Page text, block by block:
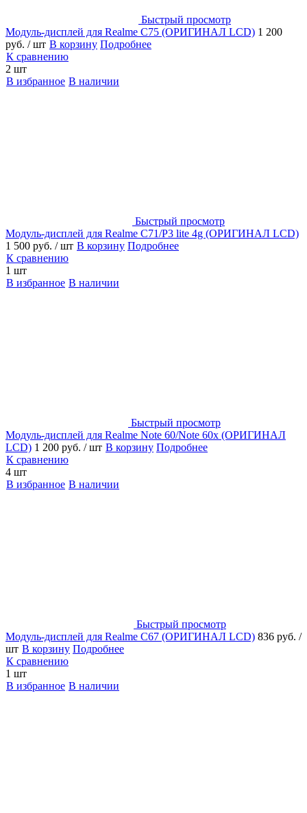
Быстрый просмотр
Модуль-дисплей для Realme C75 (ОРИГИНАЛ LCD) 1 200
руб. / шт В корзину Подробнее
К сравнению
2 шт
В избранное В наличии
Быстрый просмотр
Модуль-дисплей для Realme C71/P3 lite 4g (ОРИГИНАЛ LCD)
1 500 руб. / шт В корзину Подробнее
К сравнению
1 шт
В избранное В наличии
Быстрый просмотр
Модуль-дисплей для Realme Note 60/Note 60x (ОРИГИНАЛ
LCD) 1 200 руб. / шт В корзину Подробнее
К сравнению
4 шт
В избранное В наличии
Быстрый просмотр
Модуль-дисплей для Realme C67 (ОРИГИНАЛ LCD) 836 руб. /
шт В корзину Подробнее
К сравнению
1 шт
В избранное В наличии